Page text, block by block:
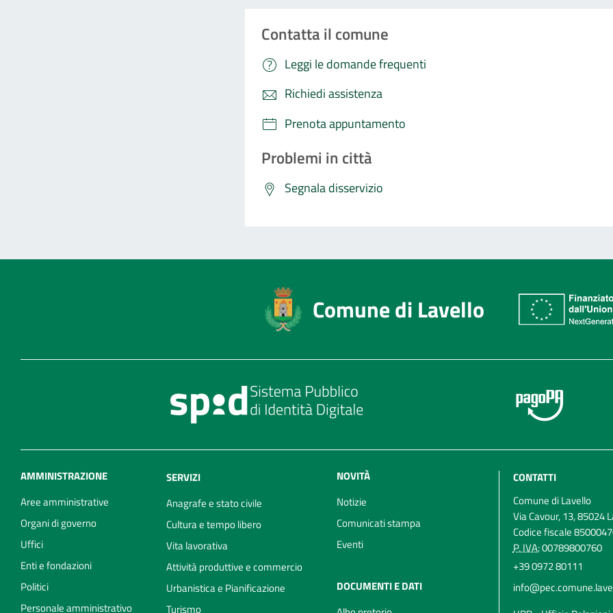
Contatta il comune
Leggi le domande frequenti
Richiedi assistenza
Prenota appuntamento
Problemi in città
Segnala disservizio
Comune di Lavello
AMMINISTRAZIONE
Aree amministrative
Organi di governo
Uffici
Enti e fondazioni
Politici
Personale amministrativo
SERVIZI
Anagrafe e stato civile
Cultura e tempo libero
Vita lavorativa
Attività produttive e commercio
Urbanistica e Pianificazione
Turismo
NOVITÀ
Notizie
Comunicati stampa
Eventi
DOCUMENTI E DATI
CONTATTI
Comune di Lavello
Via Cavour, 13, 85024
Codice fiscale
P. IVA:00789800760
+39 0972 80111